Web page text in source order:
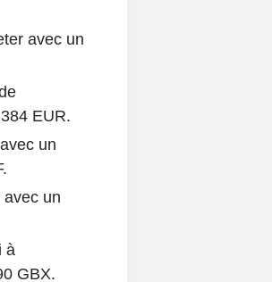
avec un
EUR.
un
un
à
GBX.